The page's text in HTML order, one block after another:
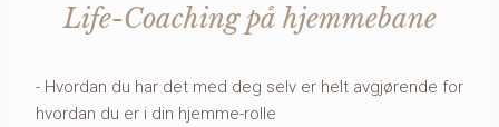
Life-Coaching på hjemmebane
- Hvordan du har det med deg selv er helt avgjørende for
hvordan du er i din hjemme-rolle